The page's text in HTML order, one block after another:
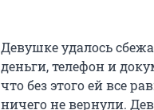
Девушке удалось
деньги, телефон и
что без этого ей все
ничего не вернули.